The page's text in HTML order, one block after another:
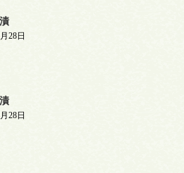
28日
28日